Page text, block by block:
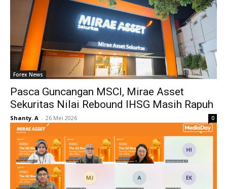
Forex News
Pasca Guncangan MSCI, Mirae Asset
Sekuritas Nilai Rebound IHSG Masih Rapuh
Shanty. A - 26 Mei 2026 0